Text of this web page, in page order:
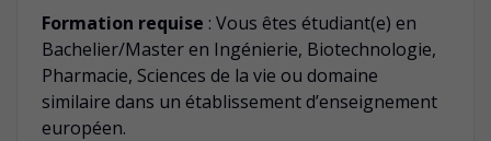
Formation requise : Vous êtes étudiant(e) en
Bachelier/Master en Ingénierie, Biotechnologie,
Pharmacie, Sciences de la vie ou domaine
similaire dans un établissement d’enseignement
européen.